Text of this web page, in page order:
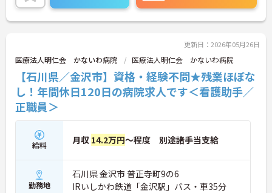
更新日：2026年05月26日
医療法人明仁会 かないわ病院 医療法人明仁会 かないわ病院
【石川県／金沢市】資格・経験不問★残業ほぼな
し！年間休日120日の病院求人です＜看護助手／
正職員＞
給料 月収 14.2万円～程度 別途諸手当支給
勤務地
石川県 金沢市 普正寺町9の6
IRいしかわ鉄道「金沢駅」バス・車35分